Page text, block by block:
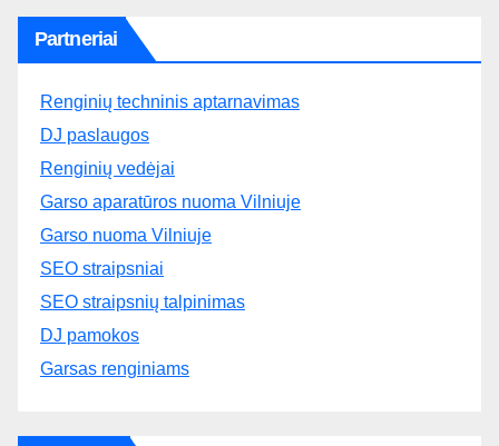
Partneriai
Renginių techninis aptarnavimas
DJ paslaugos
Renginių vedėjai
Garso aparatūros nuoma Vilniuje
Garso nuoma Vilniuje
SEO straipsniai
SEO straipsnių talpinimas
DJ pamokos
Garsas renginiams